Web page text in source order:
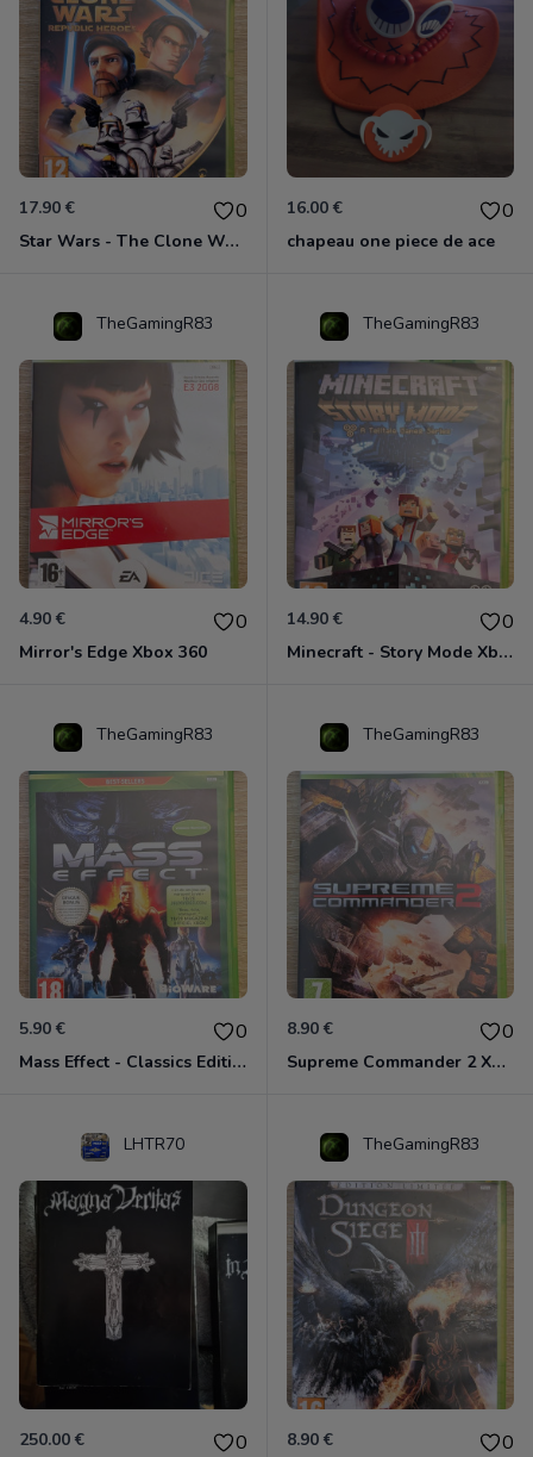
17.90 € 0
Star Wars - The Clone Wars - Les Héros De La République Xbox 360
16.00 € 0
chapeau one piece de ace
TheGamingR83
4.90 € 0
Mirror's Edge Xbox 360
TheGamingR83
14.90 € 0
Minecraft - Story Mode Xbox 360
TheGamingR83
5.90 € 0
Mass Effect - Classics Edition Xbox 360
TheGamingR83
8.90 € 0
Supreme Commander 2 Xbox 360
LHTR70
250.00 € 0
TheGamingR83
8.90 € 0